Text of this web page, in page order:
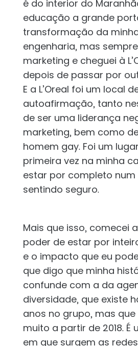
é do interior do
educação a grande
transformação da
engenharia, mas
marketing e cheguei à
depois de passar por
E a L’Oreal foi um local
autoafirmação, tanto
de ser uma liderança
marketing, bem como
homem gay. Foi um
primeira vez na minha
estar por completo num
sentindo seguro.
Mais que isso, comecei
poder de estar por
e o impacto que eu
que digo que minha
confunde com a da
diversidade, que existe
anos no grupo, mas
muito a partir de 2018. É
em que surgem as